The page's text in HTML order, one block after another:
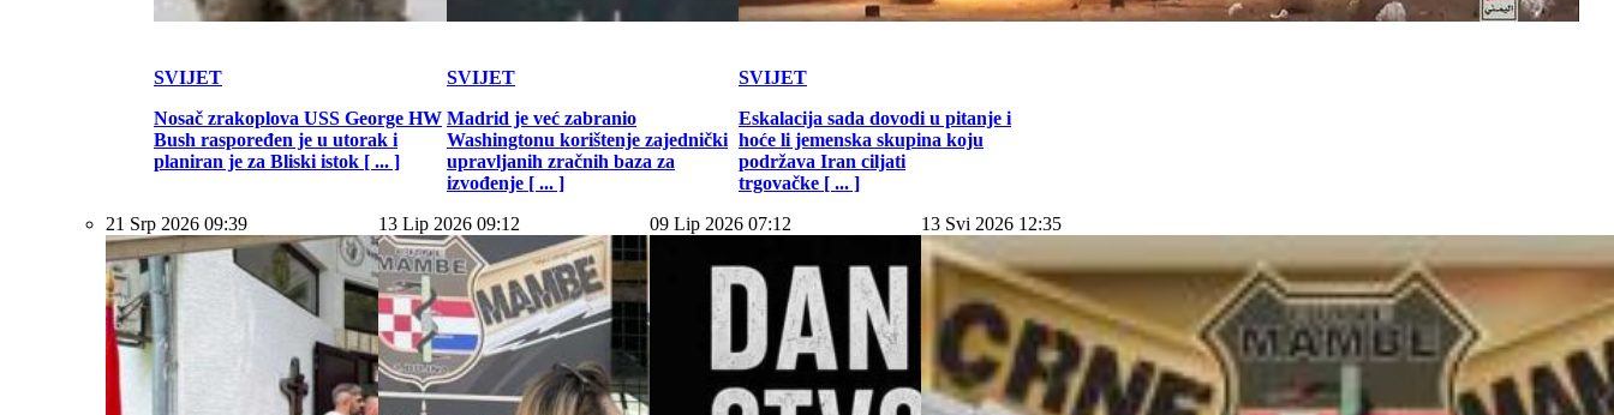
SVIJET
Nosač zrakoplova USS George HW
Bush raspoređen je u utorak i
planiran je za Bliski istok [ ... ]
SVIJET
Madrid je već zabranio
Washingtonu korištenje zajednički
upravljanih zračnih baza za
izvođenje [ ... ]
SVIJET
Eskalacija sada dovodi u pitanje i
hoće li jemenska skupina koju
podržava Iran ciljati
trgovačke [ ... ]
21 Srp 2026 09:39
13 Lip 2026 09:12 09 Lip 2026 07:12 13 Svi 2026 12:35